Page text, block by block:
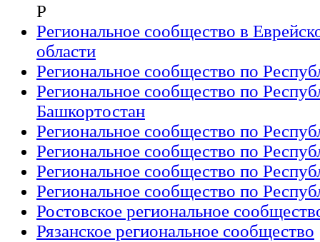
Р
Региональное сообщество в
области
Региональное сообщество по
Региональное сообщество по
Башкортостан
Региональное сообщество по
Региональное сообщество по
Региональное сообщество по
Региональное сообщество по
Ростовское региональное
Рязанское региональное сообщество